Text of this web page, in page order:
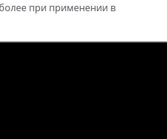
при применении в